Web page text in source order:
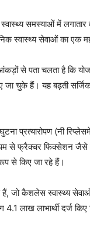
समस्याओं में लगातार
स्वास्थ्य सेवाओं का एक
से पता चलता है कि
जा चुके हैं। यह बढ़ती
प्रत्यारोपण (नी
से फ्रैक्चर फिक्सेशन
से किए जा रहे हैं।
कैशलेस स्वास्थ्य सेवाओं
लाख लाभार्थी दर्ज किए